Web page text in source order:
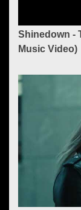
Shinedown -
Music Video)